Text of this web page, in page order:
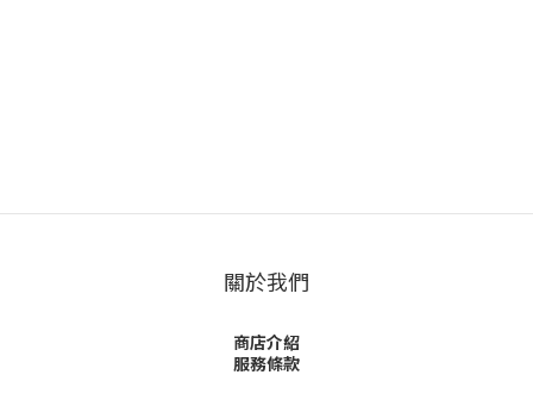
關於我們
商店介紹
服務條款